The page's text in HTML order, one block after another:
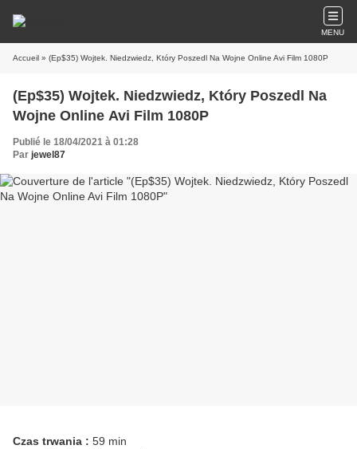
MENU
Accueil » (Ep$35) Wojtek. Niedzwiedz, Który Poszedl Na Wojne Online Avi Film 1080P
(Ep$35) Wojtek. Niedzwiedz, Który Poszedl Na
Wojne Online Avi Film 1080P
Publié le 18/04/2021 à 01:28
Par jewel87
Czas trwania : 59 min